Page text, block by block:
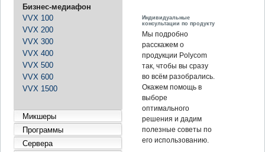
Бизнес-медиафон
VVX 100
VVX 200
VVX 300
VVX 400
VVX 500
VVX 600
VVX 1500
Микшеры
Программы
Сервера
Индивидуальные
консультации по продукту
Мы подробно
расскажем о
продукции Polycom
так, чтобы вы сразу
во всём разобрались.
Окажем помощь в
выборе
оптимального
решения и дадим
полезные советы по
его использованию.